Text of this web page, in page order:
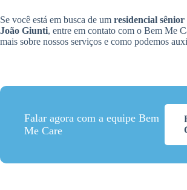
Se você está em busca de um residencial
João Giunti, entre em contato com o Bem Me
mais sobre nossos serviços e como podemos
Falar agora com a equipe Bem
Me Care